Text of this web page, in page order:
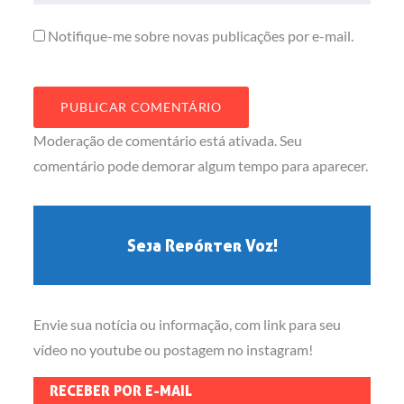
Notifique-me sobre novas publicações por e-mail.
Moderação de comentário está ativada. Seu
comentário pode demorar algum tempo para aparecer.
Seja Repórter Voz!
Envie sua notícia ou informação, com link para seu
vídeo no youtube ou postagem no instagram!
RECEBER POR E-MAIL